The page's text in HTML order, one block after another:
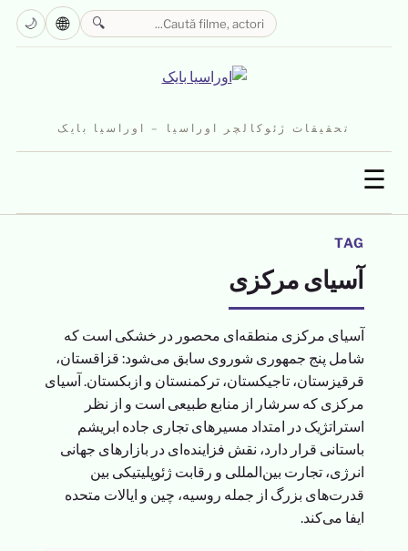
تحقیقات ژئوکالچر اوراسیا – اوراسیا بایک
☰
🔍
🌐
🌙
TAG
آسیای مرکزی
آسیای مرکزی منطقه‌ای محصور در خشکی است که
شامل پنج جمهوری شوروی سابق می‌شود: قزاقستان،
قرقیزستان، تاجیکستان، ترکمنستان و ازبکستان. آسیای
مرکزی که سرشار از منابع طبیعی است و از نظر
استراتژیک در امتداد مسیرهای تجاری جاده ابریشم
باستانی قرار دارد، نقش فزاینده‌ای در بازارهای جهانی
انرژی، تجارت بین‌المللی و رقابت ژئوپلیتیکی بین
قدرت‌های بزرگ از جمله روسیه، چین و ایالات متحده
ایفا می‌کند.